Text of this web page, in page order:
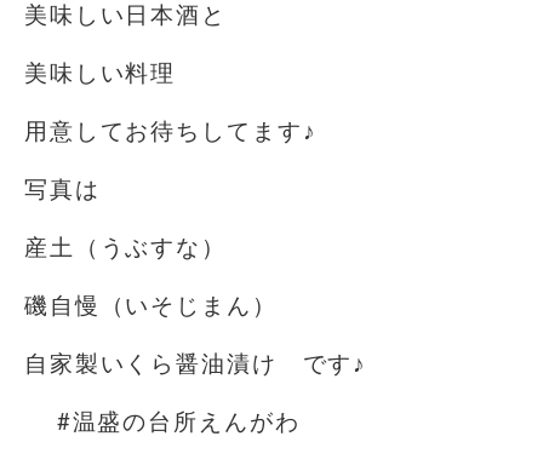
美味しい日本酒と
美味しい料理
用意してお待ちしてます♪
写真は
産土（うぶすな）
磯自慢（いそじまん）
自家製いくら醤油漬け です♪
#温盛の台所えんがわ